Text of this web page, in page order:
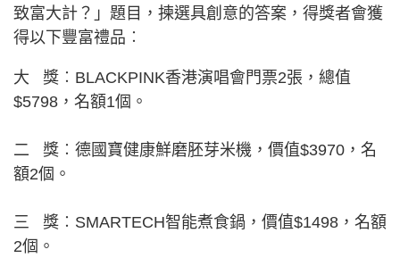
致富大計？」題目，揀選具創意的答案，得獎者會獲
得以下豐富禮品︰
大 獎︰BLACKPINK香港演唱會門票2張，總值
$5798，名額1個。
二 獎︰德國寶健康鮮磨胚芽米機，價值$3970，名
額2個。
三 獎︰SMARTECH智能煮食鍋，價值$1498，名額
2個。